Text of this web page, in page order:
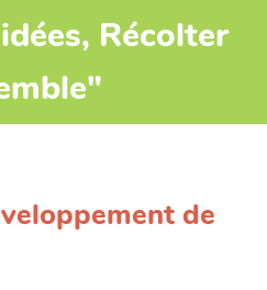
Récolter
de